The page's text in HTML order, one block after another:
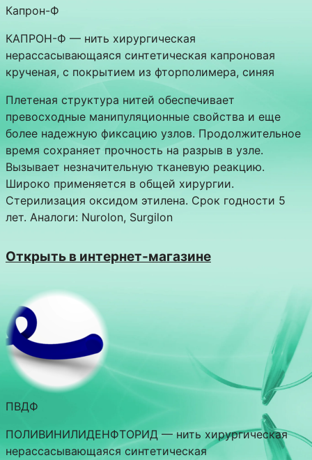
Капрон-Ф
КАПРОН-Ф — нить хирургическая
нерассасывающаяся синтетическая капроновая
крученая, с покрытием из фторполимера, синяя
Плетеная структура нитей обеспечивает
превосходные манипуляционные свойства и еще
более надежную фиксацию узлов. Продолжительное
время сохраняет прочность на разрыв в узле.
Вызывает незначительную тканевую реакцию.
Широко применяется в общей хирургии.
Стерилизация оксидом этилена. Срок годности 5
лет. Аналоги: Nurolon, Surgilon
Открыть в интернет-магазине
ПВДФ
ПОЛИВИНИЛИДЕНФТОРИД — нить хирургическая
нерассасывающаяся синтетическая